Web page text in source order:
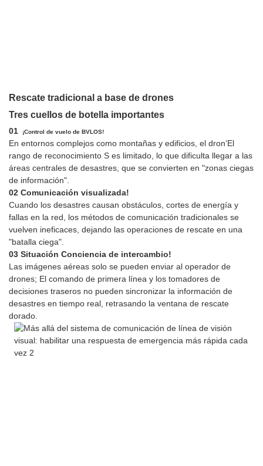
Rescate tradicional a base de drones
Tres cuellos de botella importantes
01 ¡Control de vuelo de BVLOS!
En entornos complejos como montañas y edificios, el dron’El
rango de reconocimiento S es limitado, lo que dificulta llegar a las
áreas centrales de desastres, que se convierten en "zonas ciegas
de información".
02 Comunicación visualizada!
Cuando los desastres causan obstáculos, cortes de energía y
fallas en la red, los métodos de comunicación tradicionales se
vuelven ineficaces, dejando las operaciones de rescate en una
"batalla ciega".
03 Situación Conciencia de intercambio!
Las imágenes aéreas solo se pueden enviar al operador de
drones; El comando de primera línea y los tomadores de
decisiones traseros no pueden sincronizar la información de
desastres en tiempo real, retrasando la ventana de rescate
dorado.